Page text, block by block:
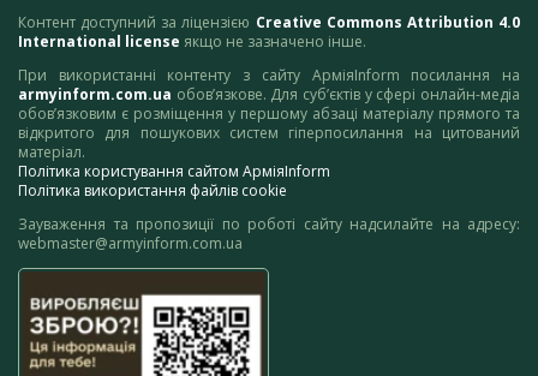
Контент доступний за ліцензією Creative Commons Attribution 4.0
International license якщо не зазначено інше.
При використанні контенту з сайту АрміяInform посилання на
armyinform.com.ua обов’язкове. Для суб’єктів у сфері онлайн-медіа
обов’язковим є розміщення у першому абзаці матеріалу прямого та
відкритого для пошукових систем гіперпосилання на цитований
матеріал.
Політика користування сайтом АрміяInform
Політика використання файлів cookie
Зауваження та пропозиції по роботі сайту надсилайте на адресу:
webmaster@armyinform.com.ua